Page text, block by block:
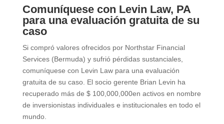
Comuníquese con Levin Law, PA
para una evaluación gratuita de su
caso
Si compró valores ofrecidos por Northstar Financial
Services (Bermuda) y sufrió pérdidas sustanciales,
comuníquese con Levin Law para una evaluación
gratuita de su caso. El socio gerente Brian Levin ha
recuperado más de $ 100,000,000en activos en nombre
de inversionistas individuales e institucionales en todo el
mundo.